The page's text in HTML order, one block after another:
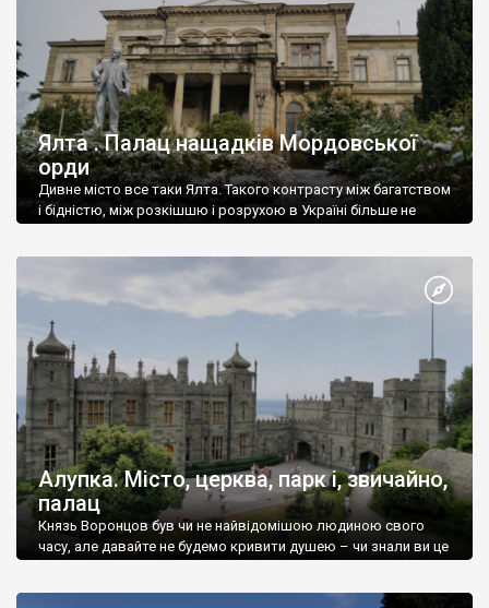
Ялта . Палац нащадків Мордовської
орди
Дивне місто все таки Ялта. Такого контрасту між багатством
і бідністю, між розкішшю і розрухою в Україні більше не
Алупка. Місто, церква, парк і, звичайно,
палац
Князь Воронцов був чи не найвідомішою людиною свого
часу, але давайте не будемо кривити душею – чи знали ви це